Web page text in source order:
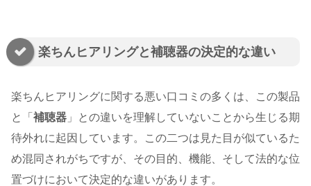
楽ちんヒアリングと補聴器の決定的な違い
楽ちんヒアリングに関する悪い口コミの多くは、この製品
と「 補聴器 」との違いを理解していないことから生じる期
待外れに起因しています。この二つは見た目が似ているた
め混同されがちですが、その目的、機能、そして法的な位
置づけにおいて決定的な違いがあります。